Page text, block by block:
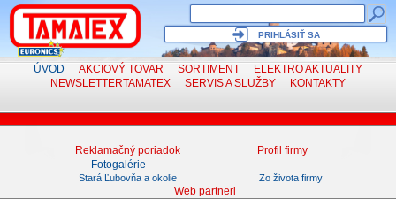
PRIHLÁSIŤ SA
ÚVOD AKCIOVÝ TOVAR SORTIMENT ELEKTROAKTUALITY
NEWSLETTERTAMATEX SERVISA SLUŽBY KONTAKTY
Reklamačný poriadok
Profil firmy
Fotogalérie
Stará Ľubovňa a okolie Zo života firmy
Web partneri